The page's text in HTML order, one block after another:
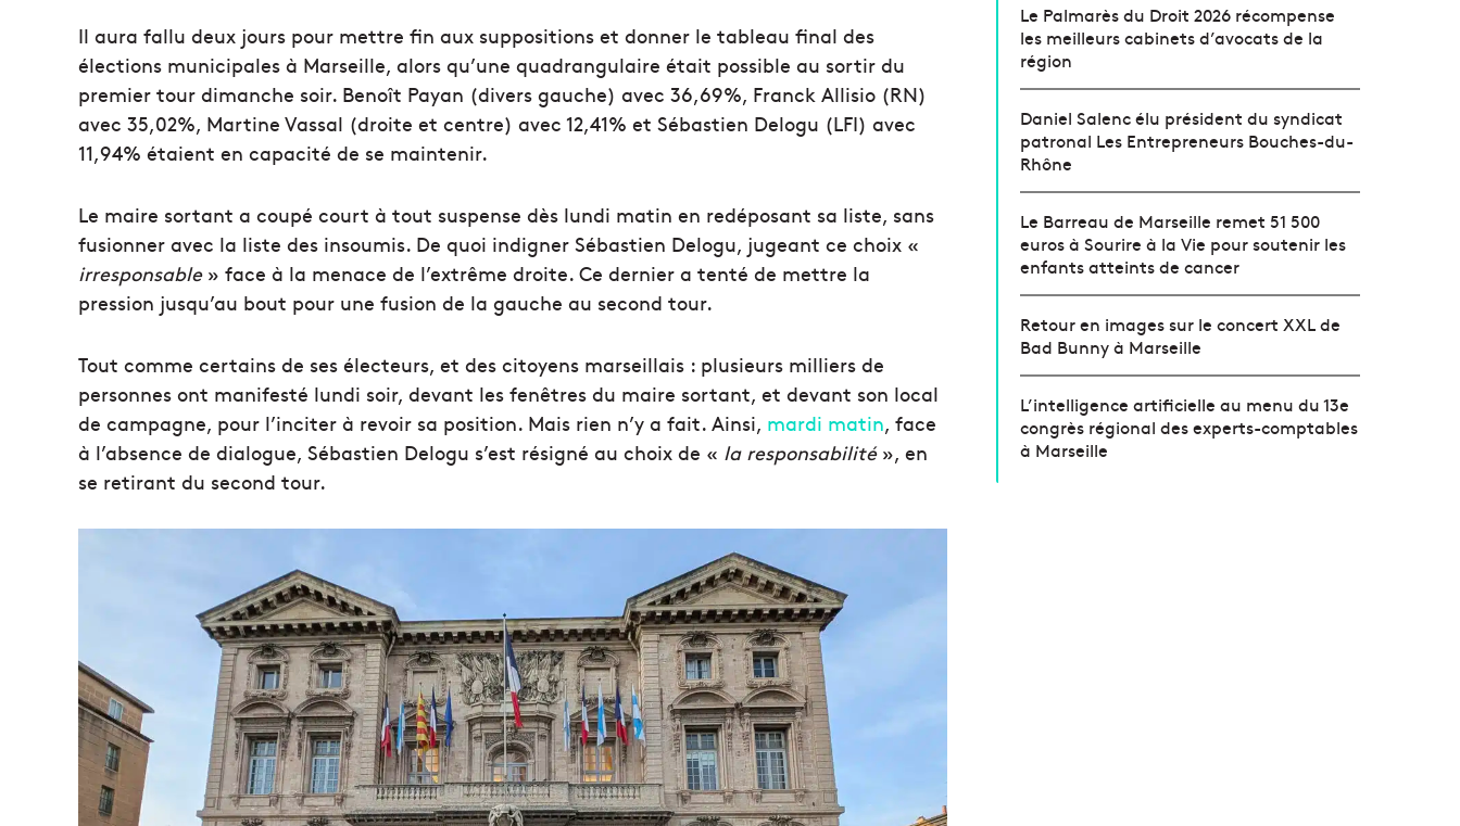
Il aura fallu deux jours pour mettre fin aux suppositions et donner le tableau final des
élections municipales à Marseille, alors qu’une quadrangulaire était possible au sortir du
premier tour dimanche soir. Benoît Payan (divers gauche) avec 36,69%, Franck Allisio (RN)
avec 35,02%, Martine Vassal (droite et centre) avec 12,41% et Sébastien Delogu (LFI) avec
11,94% étaient en capacité de se maintenir.
Le maire sortant a coupé court à tout suspense dès lundi matin en redéposant sa liste, sans
fusionner avec la liste des insoumis. De quoi indigner Sébastien Delogu, jugeant ce choix «
irresponsable» face à la menace de l’extrême droite. Ce dernier a tenté de mettre la
pression jusqu’au bout pour une fusion de la gauche au second tour.
Tout comme certains de ses électeurs, et des citoyens marseillais : plusieurs milliers de
personnes ont manifesté lundi soir, devant les fenêtres du maire sortant, et devant son local
de campagne, pour l’inciter à revoir sa position. Mais rien n’y a fait. Ainsi, mardi matin, face
à l’absence de dialogue, Sébastien Delogu s’est résigné au choix de « la responsabilité», en
se retirant du second tour.
Le Palmarès du Droit 2026 récompense
les meilleurs cabinets d’avocats de la
région
Daniel Salenc élu président du syndicat
patronal Les Entrepreneurs Bouches-du-
Rhône
Le Barreau de Marseille remet 51 500
euros à Sourire à la Vie pour soutenir les
enfants atteints de cancer
Retour en images sur le concert XXL de
Bad Bunny à Marseille
L’intelligence artificielle au menu du 13e
congrès régional des experts-comptables
à Marseille